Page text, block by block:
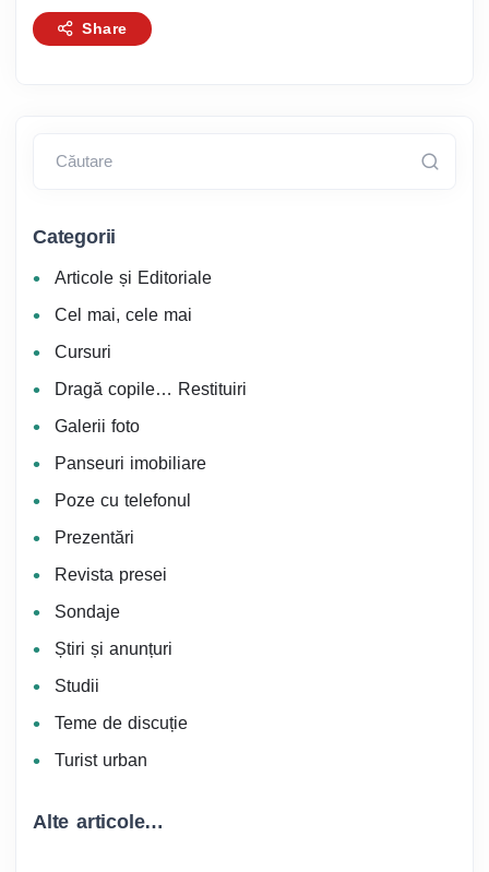
Share
Căutare
Categorii
Articole și Editoriale
Cel mai, cele mai
Cursuri
Dragă copile… Restituiri
Galerii foto
Panseuri imobiliare
Poze cu telefonul
Prezentări
Revista presei
Sondaje
Știri și anunțuri
Studii
Teme de discuție
Turist urban
Alte articole…